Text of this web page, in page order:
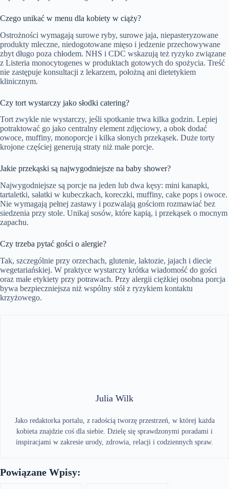
Czego unikać w menu dla kobiety w ciąży?
Ostrożności wymagają surowe ryby, surowe jaja, niepasteryzowane
produkty mleczne, niedogotowane mięso i jedzenie przechowywane
zbyt długo poza chłodem. NHS i CDC wskazują też ryzyko związane
z Listeria monocytogenes w produktach gotowych do spożycia. Treść
nie zastępuje konsultacji z lekarzem, położną ani dietetykiem
klinicznym.
Czy tort wystarczy jako słodki catering?
Tort zwykle nie wystarczy, jeśli spotkanie trwa kilka godzin. Lepiej
potraktować go jako centralny element zdjęciowy, a obok dodać
owoce, muffiny, monoporcje i kilka słonych przekąsek. Duże torty
krojone częściej generują straty niż małe porcje.
Jakie przekąski są najwygodniejsze na baby shower?
Najwygodniejsze są porcje na jeden lub dwa kęsy: mini kanapki,
tartaletki, sałatki w kubeczkach, koreczki, muffiny, cake pops i owoce.
Nie wymagają pełnej zastawy i pozwalają gościom rozmawiać bez
siedzenia przy stole. Unikaj sosów, które kapią, i przekąsek o mocnym
zapachu.
Czy trzeba pytać gości o alergie?
Tak, szczególnie przy orzechach, glutenie, laktozie, jajach i diecie
wegetariańskiej. W praktyce wystarczy krótka wiadomość do gości
oraz małe etykiety przy potrawach. Przy alergii ciężkiej osobna porcja
bywa bezpieczniejsza niż wspólny stół z ryzykiem kontaktu
krzyżowego.
Julia Wilk
Jako redaktorka portalu, z radością tworzę przestrzeń, w której każda
kobieta znajdzie coś dla siebie. Dzielę się sprawdzonymi poradami i
inspiracjami w zakresie urody, zdrowia, relacji i codziennych spraw.
Powiązane Wpisy: